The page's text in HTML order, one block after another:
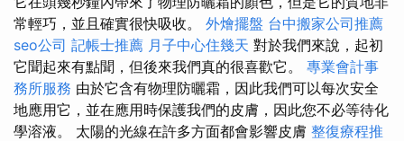
常輕巧，並且確實很快吸收。 外燴擺盤 台中搬家公司推薦
seo公司 記帳士推薦 月子中心住幾天 對於我們來說，起初
它聞起來有點聞，但後來我們真的很喜歡它。 專業會計事
務所服務 由於它含有物理防曬霜，因此我們可以每次安全
地應用它，並在應用時保護我們的皮膚，因此您不必等待化
學溶液。 太陽的光線在許多方面都會影響皮膚 整復療程推